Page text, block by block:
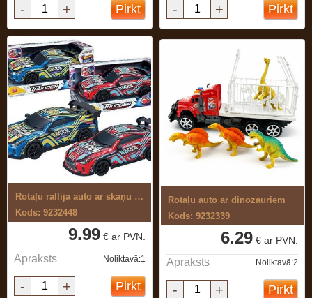
- + Pirkt - + Pirkt
Rotaļu rallija auto ar skaņu un gaismu
Kods: 9232448
9.99 € ar PVN.
Apraksts Noliktavā:1
- + Pirkt
Rotaļu auto ar dinozauriem
Kods: 9232339
6.29 € ar PVN.
Apraksts Noliktavā:2
- + Pirkt